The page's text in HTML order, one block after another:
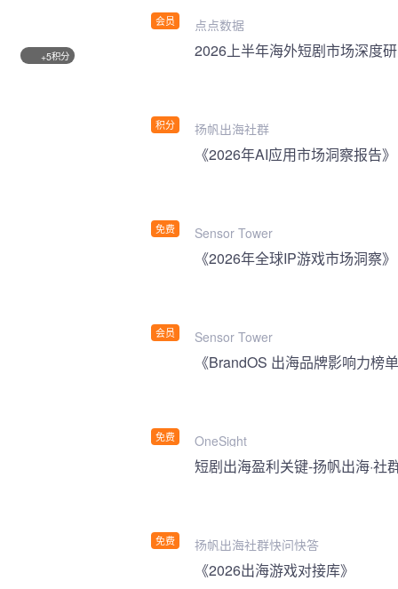
会员 点点数据
+5积分
积分
2026上半年海外短剧市场深度
扬帆出海社群
免费
《2026年AI应用市场洞察报告》
Sensor Tower
会员
《2026年全球IP游戏市场洞察》
Sensor Tower
免费
《BrandOS 出海品牌影响力榜
OneSight
免费
短剧出海盈利关键-扬帆出海·社
扬帆出海社群快问快答
《2026出海游戏对接库》